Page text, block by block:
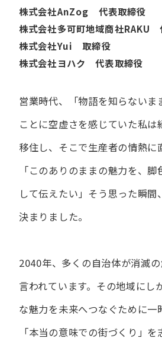
株式会社AnZog 代表取締役
株式会社多可町地域商社RAKU
株式会社Yui 取締役
株式会社ヨハク 代表取締役
営業時代、​「物語を​知らないま
ことに​空虚さを​感じていた​私は
移住し、​そこで​生産者の​情熱に​
「この​ありの​ままの​魅力を、​
して​伝えたい」 そう​思った​瞬間
決まりました。
2040年、多くの自治体が消滅
言われています。 その地域にし
な魅力を未来へつなぐために一
「本当の意味での街づくり」を